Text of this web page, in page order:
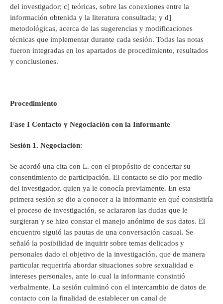
del investigador; c] teóricas, sobre las conexiones entre la
información obtenida y la literatura consultada; y d]
metodológicas, acerca de las sugerencias y modificaciones
técnicas que implementar durante cada sesión. Todas las notas
fueron integradas en los apartados de procedimiento, resultados
y conclusiones.
Procedimiento
Fase I Contacto y Negociación con la Informante
Sesión 1. Negociación:
Se acordó una cita con L. con el propósito de concertar su
consentimiento de participación. El contacto se dio por medio
del investigador, quien ya le conocía previamente. En esta
primera sesión se dio a conocer a la informante en qué consistiría
el proceso de investigación, se aclararon las dudas que le
surgieran y se hizo constar el manejo anónimo de sus datos. El
encuentro siguió las pautas de una conversación casual. Se
señaló la posibilidad de inquirir sobre temas delicados y
personales dado el objetivo de la investigación, que de manera
particular requeriría abordar situaciones sobre sexualidad e
intereses personales, ante lo cual la informante consintió
verbalmente. La sesión culminó con el intercambio de datos de
contacto con la finalidad de establecer un canal de